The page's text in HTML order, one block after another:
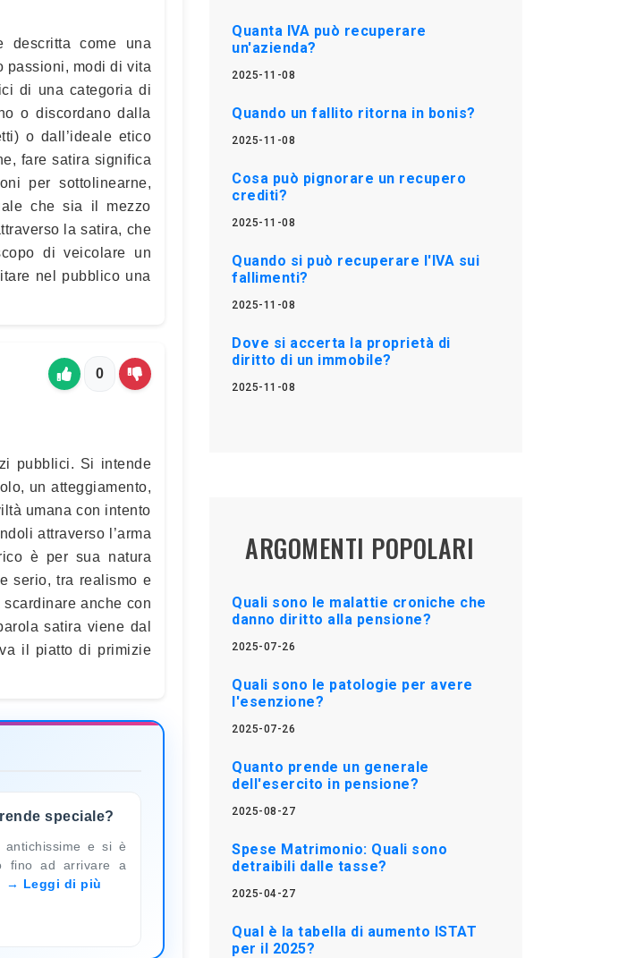
descritta come una
passioni, modi di vita
di una categoria di
o discordano dalla
o dall’ideale etico
fare satira significa
per sottolinearne,
che sia il mezzo
la satira, che
di veicolare un
nel pubblico una
0
pubblici. Si intende
un atteggiamento,
umana con intento
attraverso l’arma
è per sua natura
serio, tra realismo e
anche con
satira viene dal
il piatto di primizie
speciale?
e si è
fino ad arrivare a
Leggi di più
Quanta IVA può recuperare
un'azienda?
2025-11-08
Quando un fallito ritorna in bonis?
2025-11-08
Cosa può pignorare un recupero
crediti?
2025-11-08
Quando si può recuperare l'IVA sui
fallimenti?
2025-11-08
Dove si accerta la proprietà di
diritto di un immobile?
2025-11-08
ARGOMENTI POPOLARI
Quali sono le malattie croniche che
danno diritto alla pensione?
2025-07-26
Quali sono le patologie per avere
l'esenzione?
2025-07-26
Quanto prende un generale
dell'esercito in pensione?
2025-08-27
Spese Matrimonio: Quali sono
detraibili dalle tasse?
2025-04-27
Qual è la tabella di aumento ISTAT
per il 2025?